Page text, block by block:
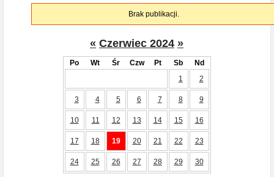
Brak publikacji.
« Czerwiec 2024 »
Po Wt Śr Czw Pt Sb
Nd
1
2
3 4 5 6 7 8 9
10 11 12 13 14 15 16
17 18 19 20 21 22 23
24 25 26 27 28 29 30